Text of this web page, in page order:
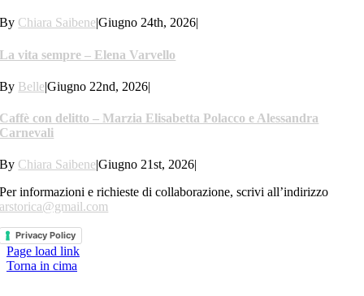
By Chiara Saibene|Giugno 24th, 2026|
La vita sempre – Elena Varvello
By Belle|Giugno 22nd, 2026|
Caffè con delitto – Marzia Elisabetta Polacco e Alessandra
Carnevali
By Chiara Saibene|Giugno 21st, 2026
Per informazioni e richieste di collaborazione, scrivi all’indirizzo
arstorica@gmail.com
Privacy Policy
Page load link
Torna in cima